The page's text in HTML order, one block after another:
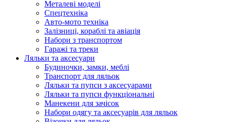
Металеві моделі
Спецтехніка
Авто-мото техніка
Залізниці, кораблі та авіація
Набори з транспортом
Гаражі та треки
Ляльки та аксесуари
Будиночки, замки, меблі
Транспорт для ляльок
Ляльки та пупси з аксесуарами
Ляльки та пупси функціональні
Манекени для зачісок
Набори одягу та аксесуарів для ляльок